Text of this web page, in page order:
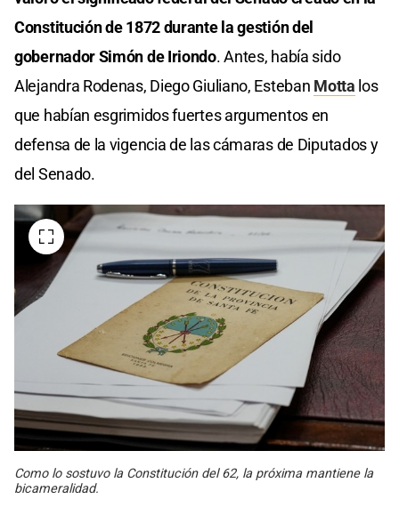
Constitución de 1872 durante la gestión del
gobernador Simón de Iriondo. Antes, había sido
Alejandra Rodenas, Diego Giuliano, Esteban Motta los
que habían esgrimidos fuertes argumentos en
defensa de la vigencia de las cámaras de Diputados y
del Senado.
Como lo sostuvo la Constitución del 62, la próxima mantiene la
bicameralidad.